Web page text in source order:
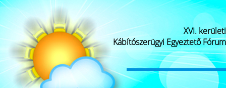
XVI. kerületi
Kábítószerügyi Egyeztető Fórum